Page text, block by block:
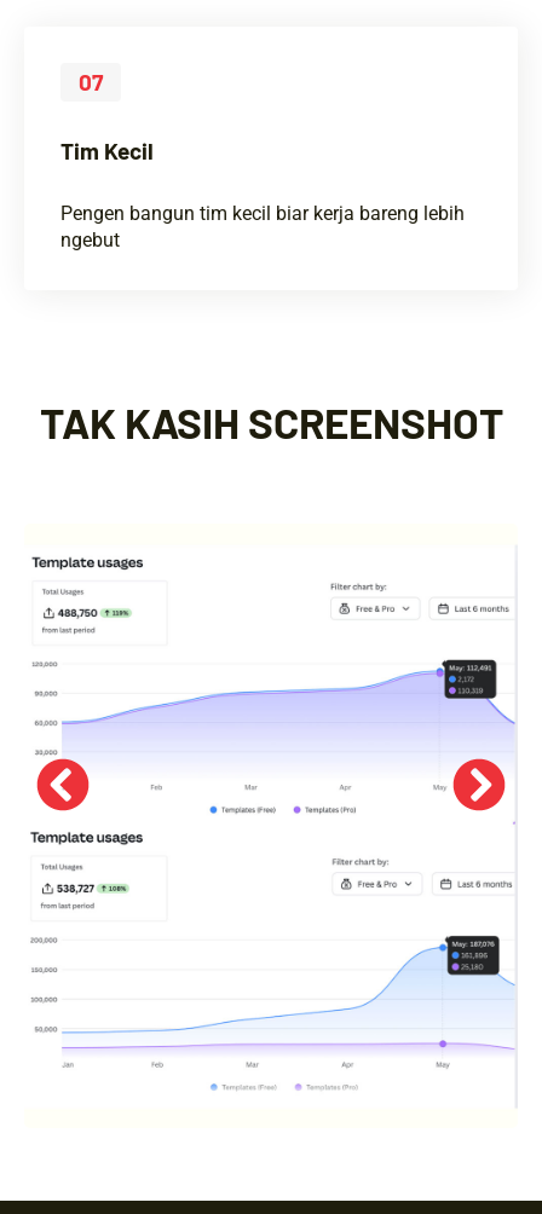
07
Tim Kecil
Pengen bangun tim kecil biar kerja bareng lebih
ngebut
TAK KASIH SCREENSHOT